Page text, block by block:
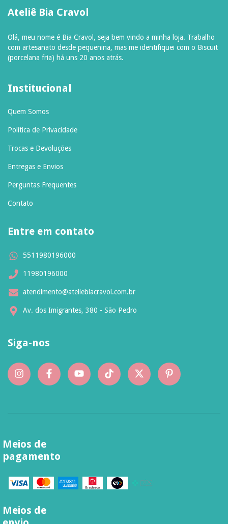
Ateliê Bia Cravol
Olá, meu nome é Bia Cravol, seja bem vindo a minha loja. Trabalho
com artesanato desde pequenina, mas me identifiquei com o Biscuit
(porcelana fria) há uns 20 anos atrás.
Institucional
Quem Somos
Política de Privacidade
Trocas e Devoluções
Entregas e Envios
Perguntas Frequentes
Contato
Entre em contato
5511980196000
11980196000
atendimento@ateliebiacravol.com.br
Av. dos Imigrantes, 380 - São Pedro
Siga-nos
Meios de
pagamento
Meios de